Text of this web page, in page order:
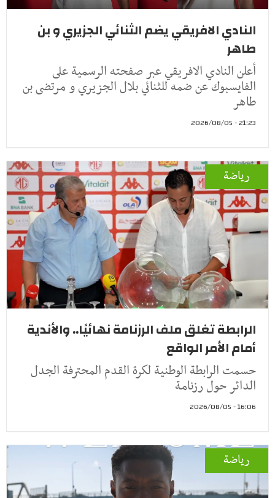
النادي الافريقي يضم الثنائي الجزيري و بن
طاهر
أعلن النادي الافريقي عبر صفحته الرسمية على
الفايسبوك عن ضمه للثنائي بلال الجزيري و مرتضى بن
طاهر
21:23 - 2026/08/05
رياضة
الرابطة تغلق ملف الرزنامة نهائيًا.. والأندية
أمام الأمر الواقع
حسمت الرابطة الوطنية لكرة القدم المحترفة الجدل
الدائر حول رزنامة
16:06 - 2026/08/05
رياضة